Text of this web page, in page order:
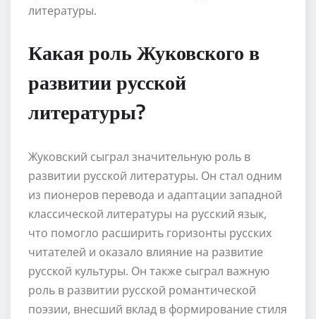
литературы.
Какая роль Жуковского в
развитии русской
литературы?
Жуковский сыграл значительную роль в
развитии русской литературы. Он стал одним
из пионеров перевода и адаптации западной
классической литературы на русский язык,
что помогло расширить горизонты русских
читателей и оказало влияние на развитие
русской культуры. Он также сыграл важную
роль в развитии русской романтической
поэзии, внесший вклад в формирование стиля